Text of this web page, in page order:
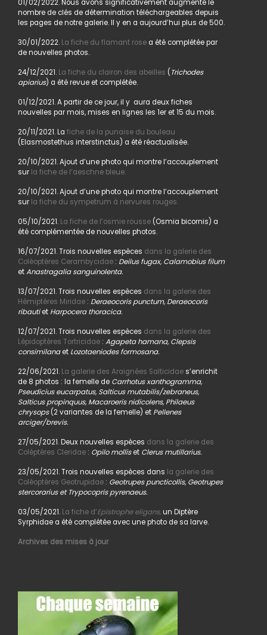
01/02/2022. Nous avons significativement augmenté le
nombre de clés de détermination téléchargeables depuis
les pages de notre galerie. Il y en a aujourd’hui plus de 500.
30/01/2022. La fiche du flamant rosea été complétée par
de nouvelles photos.
24/12/2021. La fiche du clairon des abeilles ( Trichodes
apiarius) a été revue et complétée.
01/12/2021. A partir de ce jour, il y aura deux fiches
nouvelles par mois, mises en lignes les 1er et 15 du mois.
20/11/2021. La fiche de la punaise du bouleau
(Elasmostethus interstinctus) a été réactualisée.
20/10/2021. Ajout d’une photo qui montre l’accouplement
sur la fiche de l’aeschne bleue.
20/10/2021. Ajout d’une photo qui montre l’accouplement
sur la fiche du sympetrum à nervures rouges.
05/10/2021. La fiche de l’osmie rousse(Osmia bicornis) a
été complémentée de nouvelles photos.
16/07/2021. Trois nouvelles espèces dans la galerie des
Coléoptères Cerambycidae: Deilus fugax, Calamobius filum
etAnastragalia sanguinolenta.
13/07/2021. Trois nouvelles espèces dans la galerie des
Hémiptères Miridae: Deraeocoris punctum, Deraeocoris
ribautiet Harpocera thoracica.
12/07/2021. Trois nouvelles espèces dans la galerie des
Lépidoptères Tortricidae: Agapeta hamana, Clepsis
consimilanaet Lozotaeniodes formosana.
22/06/2021. La galerie des Araignées Salticidaes’enrichit
de 8 photos : la femelle de Carrhotus xanthogramma,
Pseudicius eucarpatus, Salticus mutabilis/zebraneus,
Salticus propinquus, Macaroeris nidicolens, Philaeus
chrysops(2 variantes de la femelle) et Pellenes
arciger/brevis.
27/05/2021. Deux nouvelles espèces dans la galerie des
Coléptères Cleridae: Opilo molliset Clerus mutillarius.
23/05/2021. Trois nouvelles espèces dans la galerie des
Coléoptères Geotrupidae: Geotrupes puncticollis, Geotrupes
stercorarius et Trypocopris pyrenaeus.
03/05/2021. La fiche d’Epistrophe eligans,un Diptère
Syrphidae a été complétée avec une photo de sa larve.
Archives des mises à jour